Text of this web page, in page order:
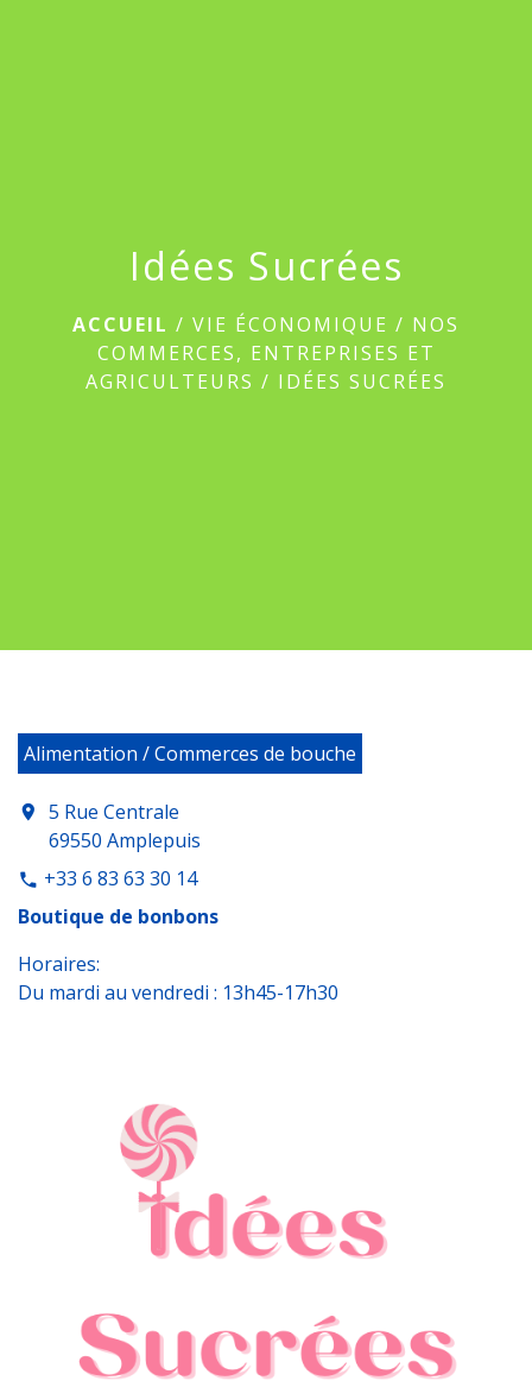
Idées Sucrées
ACCUEIL / VIE ÉCONOMIQUE / NOS
COMMERCES, ENTREPRISES ET
AGRICULTEURS / IDÉES SUCRÉES
Alimentation / Commerces de bouche
location_on
5 Rue Centrale
69550 Amplepuis
phone +33 6 83 63 30 14
Boutique de bonbons
Horaires:
Du mardi au vendredi : 13h45-17h30